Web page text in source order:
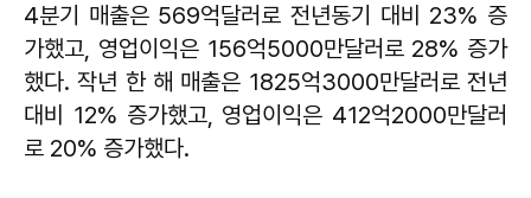
4분기 매출은 569억달러로 전년동기 대비 23% 증
가했고, 영업이익은 156억5000만달러로 28% 증가
했다. 작년 한 해 매출은 1825억3000만달러로 전년
대비 12% 증가했고, 영업이익은 412억2000만달러
로 20% 증가했다.